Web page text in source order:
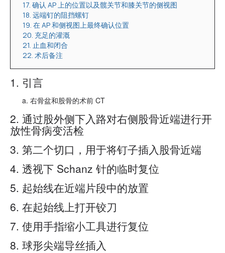
17. 确认 AP 上的位置以及髋关节和膝关节的侧视图
18. 远端钉的阻挡螺钉
19. 在 AP 和侧视图上最终确认位置
20. 充足的灌溉
21. 止血和闭合
22. 术后备注
1. 引言
右骨盆和股骨的术前 CT
2. 通过股外侧下入路对右侧股骨近端进行开
放性骨病变活检
3. 第二个切口，用于将钉子插入股骨近端
4. 透视下 Schanz 针的临时复位
5. 起始线在近端片段中的放置
6. 在起始线上打开铰刀
7. 使用手指缩小工具进行复位
8. 球形尖端导丝插入